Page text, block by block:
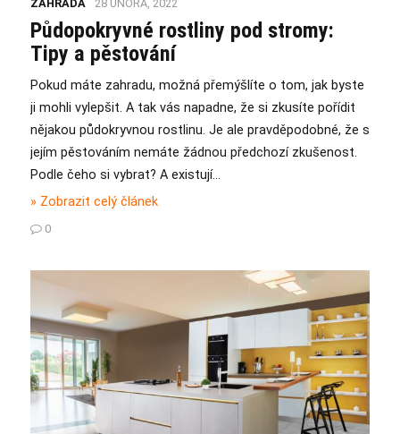
ZAHRADA 28 ÚNORA, 2022
Půdopokryvné rostliny pod stromy:
Tipy a pěstování
Pokud máte zahradu, možná přemýšlíte o tom, jak byste
ji mohli vylepšit. A tak vás napadne, že si zkusíte pořídit
nějakou půdokryvnou rostlinu. Je ale pravděpodobné, že s
jejím pěstováním nemáte žádnou předchozí zkušenost.
Podle čeho si vybrat? A existují…
» Zobrazit celý článek
0